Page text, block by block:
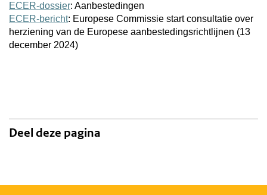
ECER-dossier: Aanbestedingen
ECER-bericht: Europese Commissie start consultatie over
herziening van de Europese aanbestedingsrichtlijnen (13
december 2024)
Deel deze pagina